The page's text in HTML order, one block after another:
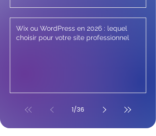
Wix ou WordPress en 2026 : lequel
choisir pour votre site professionnel
1/36